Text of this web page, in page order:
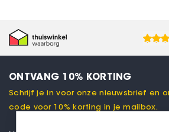
ONTVANG 10% KORTING
Schrijf je in voor onze nieuwsbrief en
code voor 10% korting in je mailbox.